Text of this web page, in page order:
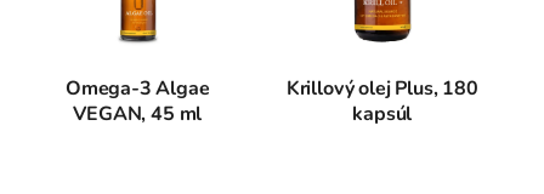
Omega-3 Algae
VEGAN, 45 ml
Krillový olej Plus, 180
kapsúl